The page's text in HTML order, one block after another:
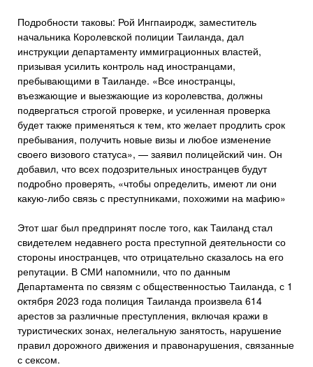
Подробности таковы: Рой Ингпаиродж, заместитель
начальника Королевской полиции Таиланда, дал
инструкции департаменту иммиграционных властей,
призывая усилить контроль над иностранцами,
пребывающими в Таиланде. «Все иностранцы,
въезжающие и выезжающие из королевства, должны
подвергаться строгой проверке, и усиленная проверка
будет также применяться к тем, кто желает продлить срок
пребывания, получить новые визы и любое изменение
своего визового статуса», — заявил полицейский чин. Он
добавил, что всех подозрительных иностранцев будут
подробно проверять, «чтобы определить, имеют ли они
какую-либо связь с преступниками, похожими на мафию»
Этот шаг был предпринят после того, как Таиланд стал
свидетелем недавнего роста преступной деятельности со
стороны иностранцев, что отрицательно сказалось на его
репутации. В СМИ напомнили, что по данным
Департамента по связям с общественностью Таиланда, с 1
октября 2023 года полиция Таиланда произвела 614
арестов за различные преступления, включая кражи в
туристических зонах, нелегальную занятость, нарушение
правил дорожного движения и правонарушения, связанные
с сексом.